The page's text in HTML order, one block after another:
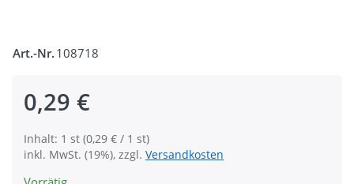
Art.-Nr. 108718
0,29 €
Inhalt: 1 st (0,29 € / 1 st)
inkl. MwSt. (19%), zzgl. Versandkosten